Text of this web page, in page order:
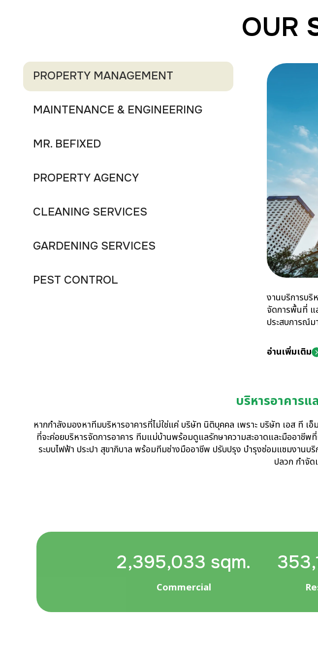
OUR
PROPERTY MANAGEMENT
MAINTENANCE & ENGINEERING
MR. BEFIXED
PROPERTY AGENCY
CLEANING SERVICES
GARDENING SERVICES
PEST CONTROL
งานบริการบริ
จัดการพื้นที่ แ
ประสบการณ์ม
อ่านเพิ่มเติม
บริหารอาคาร
หากกำลังมองหาทีมบริหารอาคารที่ไม่ใช่แค่ บริษัท นิติบุคคล เพราะ บริษัท เอส ที
ที่จะค่อยบริหารจัดการอาคาร ทีมแม่บ้านพร้อมดูแลรักษาความสะอาดและมืออาชีพ
ระบบไฟฟ้า ประปา สุขาภิบาล พร้อมทีมช่างมืออาชีพ ปรับปรุง บำรุงซ่อมแซมงา
ปลวก กำจัด
2,395,033 sqm.
Commercial